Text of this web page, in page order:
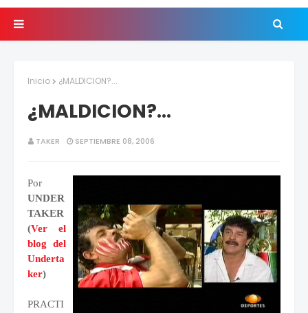
Inicio ¿MALDICION?...
¿MALDICION?...
TAKER SEPTIEMBRE 08, 2006
Por
UNDER
TAKER
(Ver el
blog del
Underta
ker)
PRACTI